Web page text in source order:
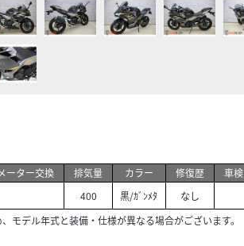
ーター交換
排気量
400
カラー
黒/ｶﾞﾝﾒﾀ
修復歴
なし
車検
モデル年式と装備・仕様が異なる場合がございます。